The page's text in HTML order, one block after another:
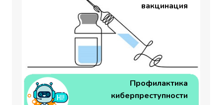
вакцинация
Профилактика
киберпреступности